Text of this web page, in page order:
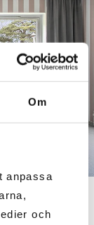
Om
anpassa
och
bättre